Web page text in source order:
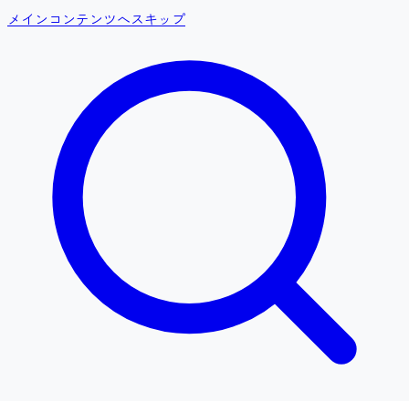
メインコンテンツへスキップ